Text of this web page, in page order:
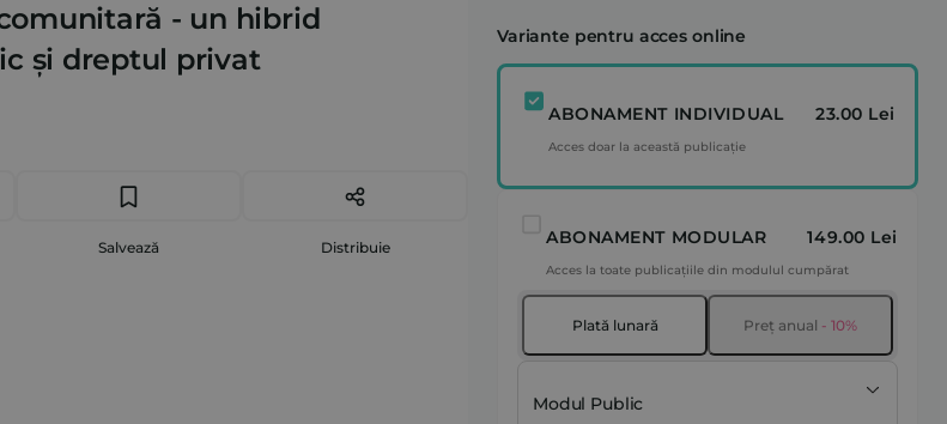
- un hibrid
și dreptul privat
Salvează Distribuie
Variante pentru acces online
ABONAMENT INDIVIDUAL 23.00 Lei
Acces doar la această publicație
ABONAMENT MODULAR 149.00 Lei
Acces la toate publicațiile din modulul cumpărat
Plată lunară Preț anual - 10%
Modul Public